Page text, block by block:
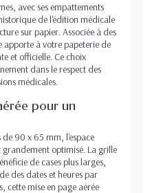
avec ses empattements
de l'édition médicale
sur papier. Associée à des
apporte à votre papeterie de
et officielle. Ce choix
dans le respect des
médicales.
pour un
de 90 x 65 mm, l'espace
optimisé. La grille
de cases plus larges,
des dates et heures par
cette mise en page aérée